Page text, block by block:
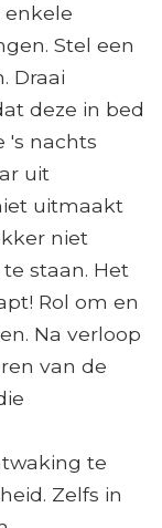
Stel een
Draai
deze in bed
's nachts
uit
uitmaakt
niet
staan. Het
Rol om en
Na verloop
van de
te
Zelfs in